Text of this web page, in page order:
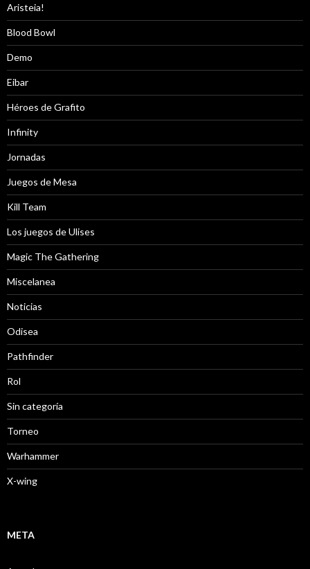
Aristeia!
Blood Bowl
Demo
Eibar
Héroes de Grafito
Infinity
Jornadas
Juegos de Mesa
Kill Team
Los juegos de Ulises
Magic The Gathering
Miscelanea
Noticias
Odisea
Pathfinder
Rol
Sin categoría
Torneo
Warhammer
X-wing
META